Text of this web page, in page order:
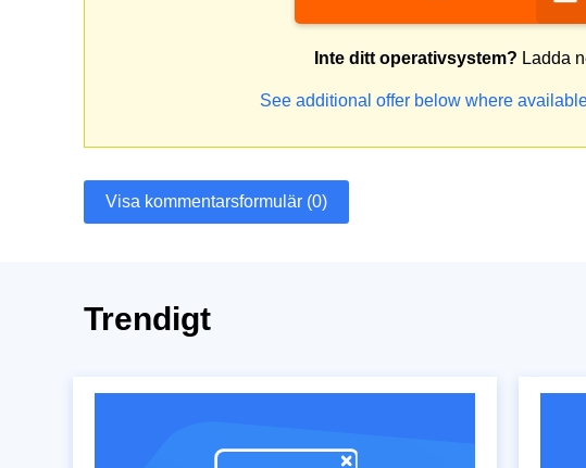
Inte ditt operativsystem? Ladda
See additional offer below where
Visa kommentarsformulär (0)
Trendigt